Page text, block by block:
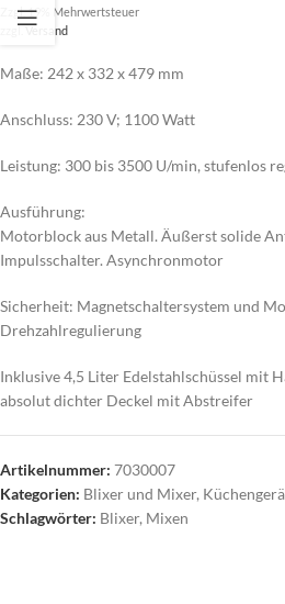
Zzgl. 19% Mehrwertsteuer
zzgl.Versand
Maße: 242 x 332 x 479 mm
Anschluss: 230 V; 1100 Watt
Leistung: 300 bis 3500 U/min, stufenlos
Ausführung:
Motorblock aus Metall. Äußerst solide
Impulsschalter. Asynchronmotor
Sicherheit: Magnetschaltersystem und
Drehzahlregulierung
Inklusive 4,5 Liter Edelstahlschüssel mit
absolut dichter Deckel mit Abstreifer
Artikelnummer: 7030007
Kategorien: Blixer und Mixer,
Schlagwörter: Blixer, Mixen